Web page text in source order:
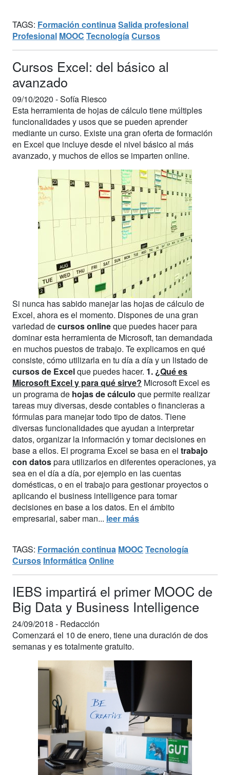
TAGS: Formación continua Salida profesional
Profesional MOOC Tecnología Cursos
Cursos Excel: del básico al
avanzado
09/10/2020 -Sofía Riesco
Esta herramienta de hojas de cálculo tiene múltiples
funcionalidades y usos que se pueden aprender
mediante un curso. Existe una gran oferta de formación
en Excel que incluye desde el nivel básico al más
avanzado, y muchos de ellos se imparten online.
Si nunca has sabido manejar las hojas de cálculo de
Excel, ahora es el momento. Dispones de una gran
variedad decursos onlineque puedes hacer para
dominar esta herramienta de Microsoft, tan demandada
en muchos puestos de trabajo. Te explicamos en qué
consiste, cómo utilizarla en tu día a día y un listado de
cursos de Excelque puedes hacer. 1. ¿Qué es
Microsoft Excel y para qué sirve? Microsoft Excel es
un programa de hojas de cálculo que permite realizar
tareas muy diversas, desde contables o financieras a
fórmulas para manejar todo tipo de datos. Tiene
diversas funcionalidades que ayudan a interpretar
datos, organizar la información y tomar decisiones en
base a ellos. El programa Excel se basa en el trabajo
con datospara utilizarlos en diferentes operaciones, ya
sea en el día a día, por ejemplo en las cuentas
domésticas, o en el trabajo para gestionar proyectos o
aplicando el business intelligence para tomar
decisiones en base a los datos. En el ámbito
empresarial, saber man... leer más
TAGS: Formación continua MOOC Tecnología
Cursos Informática Online
IEBS impartirá el primer MOOC de
Big Data y Business Intelligence
24/09/2018 - Redacción
Comenzará el 10 de enero, tiene una duración de dos
semanas y es totalmente gratuito.